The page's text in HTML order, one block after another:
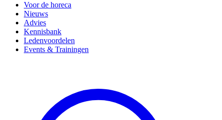
Voor de horeca
Nieuws
Advies
Kennisbank
Ledenvoordelen
Events & Trainingen